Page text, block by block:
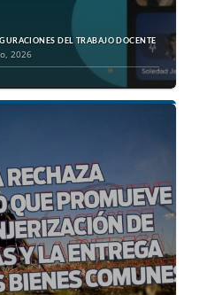
DEL TRABAJO DOCENTE
2026